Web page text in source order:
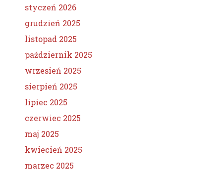
styczeń 2026
grudzień 2025
listopad 2025
październik 2025
wrzesień 2025
sierpień 2025
lipiec 2025
czerwiec 2025
maj 2025
kwiecień 2025
marzec 2025